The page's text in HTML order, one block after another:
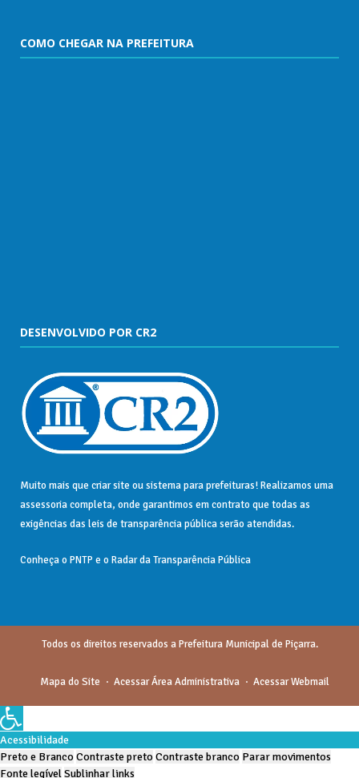
COMO CHEGAR NA PREFEITURA
DESENVOLVIDO POR CR2
Muito mais que criar site ousistema para prefeituras! Realizamos uma
assessoriacompleta, onde garantimos em contrato que todas as
exigências das leis de transparência públicaserão atendidas.
Conheça o PNTP e o Radar da Transparência Pública
Todos os direitos reservados a Prefeitura Municipal de Piçarra.
Mapa do Site Acessar Área Administrativa Acessar Webmail
Acessibilidade
Preto e BrancoContraste pretoContraste branco Parar movimentos
Fonte legívelSublinhar links